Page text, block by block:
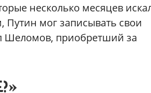
несколько месяцев
Путин мог записывать свои
Шеломов, приобретший за